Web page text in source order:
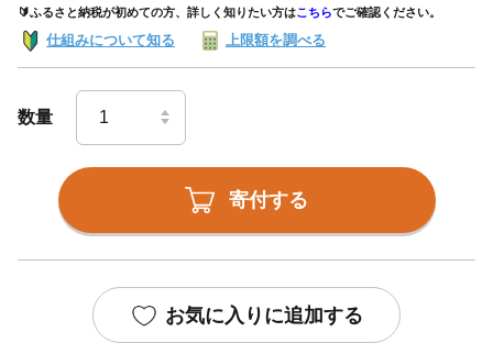
🔰ふるさと納税が初めての方、詳しく知りたい方はこちらでご確認ください。
仕組みについて知る 上限額を調べる
数量
寄付する
お気に入りに追加する